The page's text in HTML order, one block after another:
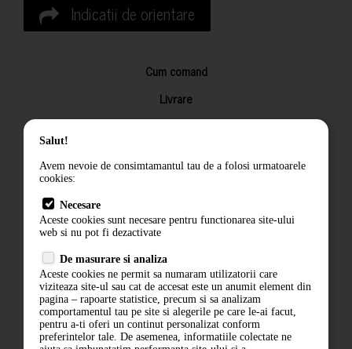
Indicatii de orientare
Cum comand
Livrare
Returnarea produselor
Termeni si conditii
Politica de confidentialitate
ANPC
Salut!
Avem nevoie de consimtamantul tau de a folosi urmatoarele
cookies:
Necesare
Aceste cookies sunt necesare pentru functionarea site-ului
web si nu pot fi dezactivate
De masurare si analiza
Aceste cookies ne permit sa numaram utilizatorii care
viziteaza site-ul sau cat de accesat este un anumit element din
pagina – rapoarte statistice, precum si sa analizam
comportamentul tau pe site si alegerile pe care le-ai facut,
pentru a-ti oferi un continut personalizat conform
preferintelor tale. De asemenea, informatiile colectate ne